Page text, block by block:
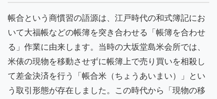
帳合という商慣習の語源は、江戸時代の和式簿記にお
いて大福帳などの帳簿を突き合わせる「帳簿を合わせ
る」作業に由来します。当時の大坂堂島米会所では、
米俵の現物を移動させずに帳簿上で売り買いを相殺し
て差金決済を行う「帳合米（ちょうあいまい）」とい
う取引形態が存在しました。この時代から「現物の移